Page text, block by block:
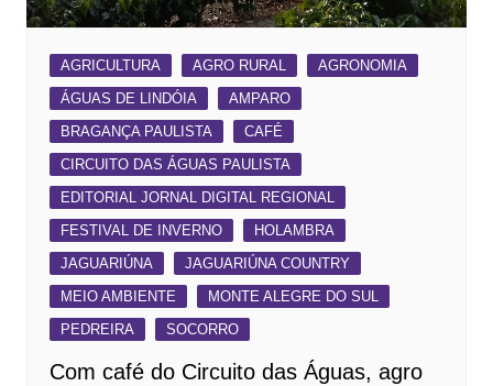
AGRICULTURA AGRO RURAL
AGRONOMIA
ÁGUAS DE LINDÓIA
AMPARO
BRAGANÇA PAULISTA
CAFÉ
CIRCUITO DAS ÁGUAS PAULISTA
EDITORIAL JORNAL DIGITAL REGIONAL
FESTIVAL DE INVERNO
HOLAMBRA
JAGUARIÚNA
JAGUARIÚNA COUNTRY
MEIO AMBIENTE
MONTE ALEGRE DO SUL
PEDREIRA
SOCORRO
Com café do Circuito das Águas, agro